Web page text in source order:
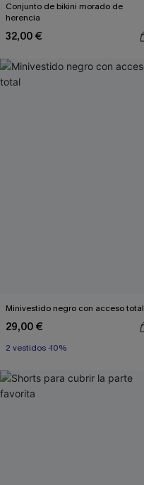
Conjunto de bikini morado de
herencia
32,00 €
Minivestido negro con acceso total
29,00 €
2 vestidos -10%